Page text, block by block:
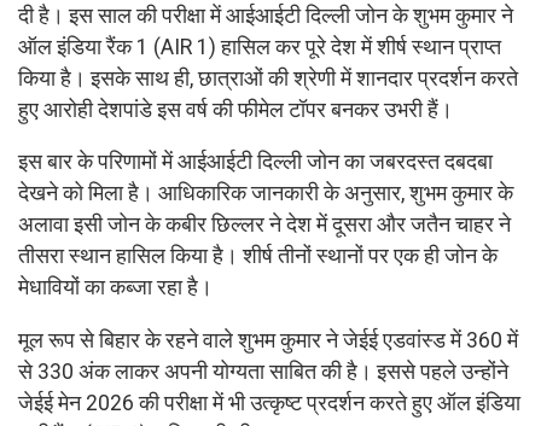
दी है। इस साल की परीक्षा में आईआईटी दिल्ली जोन के शुभम कुमार ने
ऑल इंडिया रैंक 1 (AIR 1) हासिल कर पूरे देश में शीर्ष स्थान प्राप्त
किया है। इसके साथ ही, छात्राओं की श्रेणी में शानदार प्रदर्शन करते
हुए आरोही देशपांडे इस वर्ष की फीमेल टॉपर बनकर उभरी हैं।
इस बार के परिणामों में आईआईटी दिल्ली जोन का जबरदस्त दबदबा
देखने को मिला है। आधिकारिक जानकारी के अनुसार, शुभम कुमार के
अलावा इसी जोन के कबीर छिल्लर ने देश में दूसरा और जतैन चाहर ने
तीसरा स्थान हासिल किया है। शीर्ष तीनों स्थानों पर एक ही जोन के
मेधावियों का कब्जा रहा है।
मूल रूप से बिहार के रहने वाले शुभम कुमार ने जेईई एडवांस्ड में 360 में
से 330 अंक लाकर अपनी योग्यता साबित की है। इससे पहले उन्होंने
जेईई मेन 2026 की परीक्षा में भी उत्कृष्ट प्रदर्शन करते हुए ऑल इंडिया